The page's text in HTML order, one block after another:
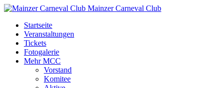
Mainzer Carneval Club
Startseite
Veranstaltungen
Tickets
Fotogalerie
Mehr MCC
Vorstand
Komitee